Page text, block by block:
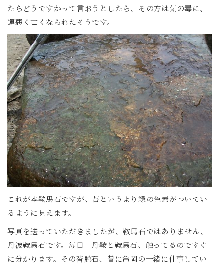
たらどうですかって言おうとしたら、その方は気の毒に、
運悪く亡くなられたそうです。
これが本鞍馬石ですが、苔というより緑の色素がついてい
るように見えます。
写真を送っていただきましたが、鞍馬石ではありません、
丹波鞍馬石です。毎日 丹鞍と鞍馬石、触ってるのですぐ
に分かります。その沓脱石、昔に亀岡の一緒に仕事してい